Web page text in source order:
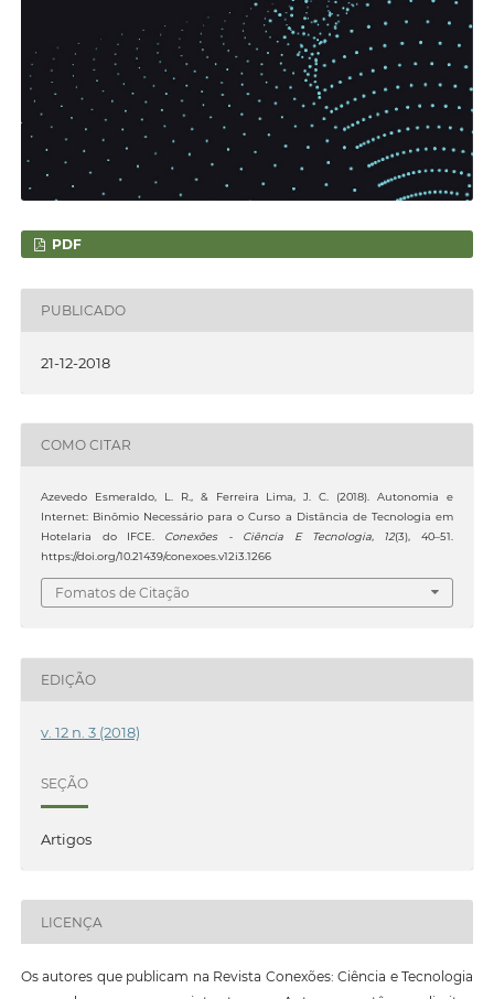
PDF
PUBLICADO
21-12-2018
COMO CITAR
Azevedo Esmeraldo, L. R., & Ferreira Lima, J. C. (2018). Autonomia e
Internet: Binômio Necessário para o Curso a Distância de Tecnologia em
Hotelaria do IFCE. Conexões - Ciência E Tecnologia, 12(3), 40–51.
https://doi.org/10.21439/conexoes.v12i3.1266
Fomatos de Citação
EDIÇÃO
v. 12 n. 3 (2018)
SEÇÃO
Artigos
LICENÇA
Os autores que publicam na Revista Conexões: Ciência e Tecnologia